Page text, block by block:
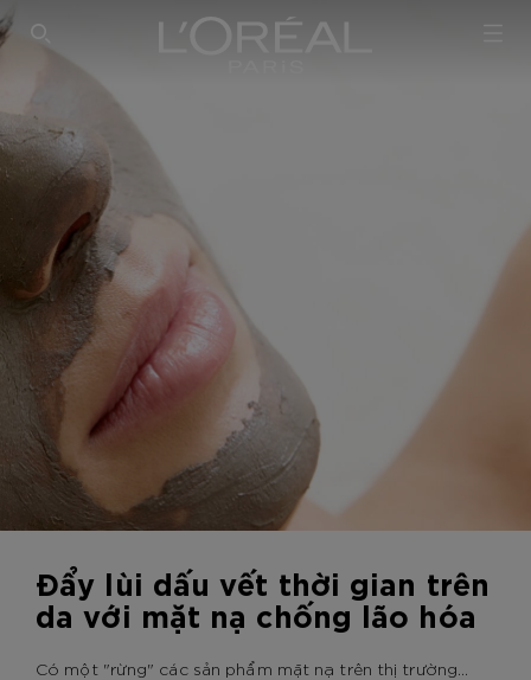
SEARCH THIS SITE
Đẩy lùi dấu vết thời gian trên
da với mặt nạ chống lão hóa
Có một "rừng" các sản phẩm mặt nạ trên thị trường...